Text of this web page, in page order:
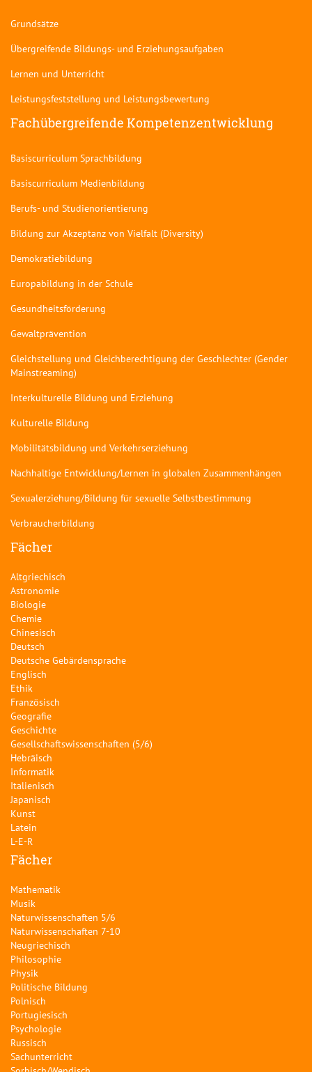
Grundsätze
Übergreifende Bildungs- und Erziehungsaufgaben
Lernen und Unterricht
Leistungsfeststellung und Leistungsbewertung
Fachübergreifende Kompetenzentwicklung
Basiscurriculum Sprachbildung
Basiscurriculum Medienbildung
Berufs- und Studienorientierung
Bildung zur Akzeptanz von Vielfalt (Diversity)
Demokratiebildung
Europabildung in der Schule
Gesundheitsförderung
Gewaltprävention
Gleichstellung und Gleichberechtigung der Geschlechter (Gender
Mainstreaming)
Interkulturelle Bildung und Erziehung
Kulturelle Bildung
Mobilitätsbildung und Verkehrserziehung
Nachhaltige Entwicklung/Lernen in globalen Zusammenhängen
Sexualerziehung/Bildung für sexuelle Selbstbestimmung
Verbraucherbildung
Fächer
Altgriechisch
Astronomie
Biologie
Chemie
Chinesisch
Deutsch
Deutsche Gebärdensprache
Englisch
Ethik
Französisch
Geografie
Geschichte
Gesellschaftswissenschaften (5/6)
Hebräisch
Informatik
Italienisch
Japanisch
Kunst
Latein
L-E-R
Fächer
Mathematik
Musik
Naturwissenschaften 5/6
Naturwissenschaften 7-10
Neugriechisch
Philosophie
Physik
Politische Bildung
Polnisch
Portugiesisch
Psychologie
Russisch
Sachunterricht